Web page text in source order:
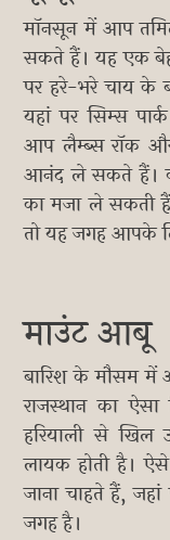
मॉनसून में आप
सकते हैं। यह एक
पर हरे-भरे चाय के
यहां पर सिम्स
आप लैम्ब्स रॉक और
आनंद ले सकते हैं।
का मजा ले सकती
तो यह जगह आपके
माउंट आबू
बारिश के मौसम
राजस्थान का
हरियाली से
लायक होती है।
जाना चाहते हैं,
जगह है।